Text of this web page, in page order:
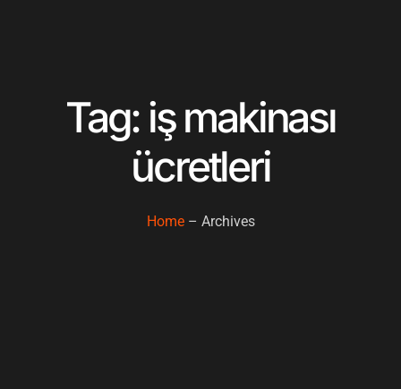
Tag: iş makinası
ücretleri
Home– Archives